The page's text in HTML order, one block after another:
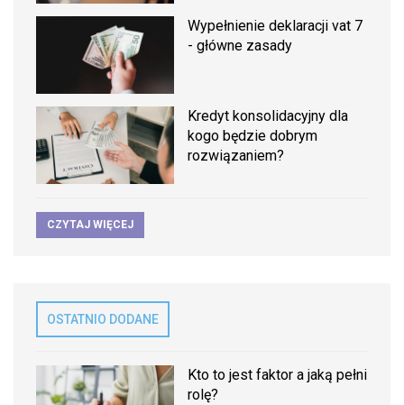
Wypełnienie deklaracji vat 7
- główne zasady
Kredyt konsolidacyjny dla
kogo będzie dobrym
rozwiązaniem?
CZYTAJ WIĘCEJ
OSTATNIO DODANE
Kto to jest faktor a jaką pełni
rolę?